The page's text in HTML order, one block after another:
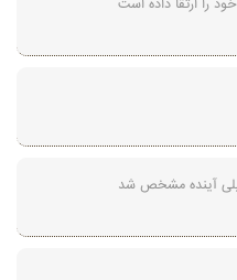
را ارتقا داده است
آینده مشخص شد